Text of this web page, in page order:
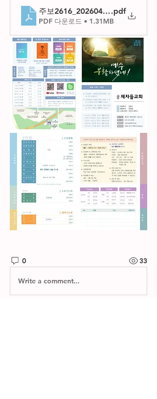
주보2616_20260419.pdf
PDF 다운로드 • 1.31MB
0 33
Write a comment...